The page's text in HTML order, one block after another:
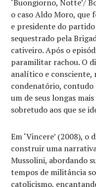
‘Buongiorno, Notte’/
o caso Aldo Moro, que
e presidente do
sequestrado pela
cativeiro. Após o
paramilitar rachou. O
analítico e consciente,
condenatório, contudo
um de seus longas
sobretudo aos que se
Em ‘Vincere’ (2008),
construir uma
Mussolini, abordando
tempos de militância
catolicismo,